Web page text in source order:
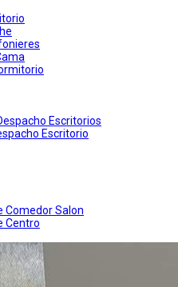
Escritorios
Escritorio
Comedor Salon
Centro